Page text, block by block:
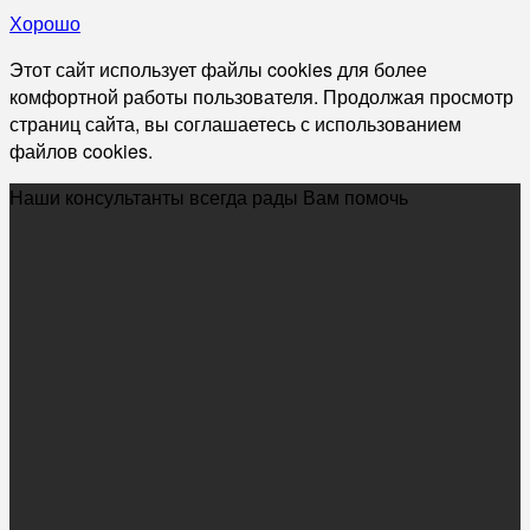
Хорошо
Этот сайт использует файлы cookies для более
комфортной работы пользователя. Продолжая просмотр
страниц сайта, вы соглашаетесь с использованием
файлов cookies.
Наши консультанты всегда рады Вам помочь